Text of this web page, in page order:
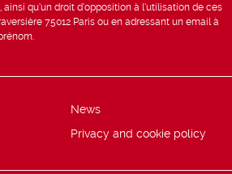
qu’un droit d’opposition à l’utilisation de ces
75012 Paris ou en adressant un email à
News
Privacy and cookie policy